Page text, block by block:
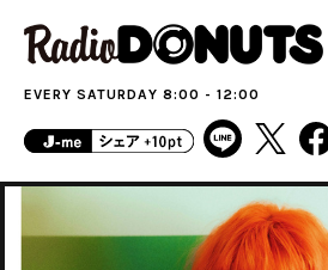
EVERY SATURDAY 8:00 - 12:00